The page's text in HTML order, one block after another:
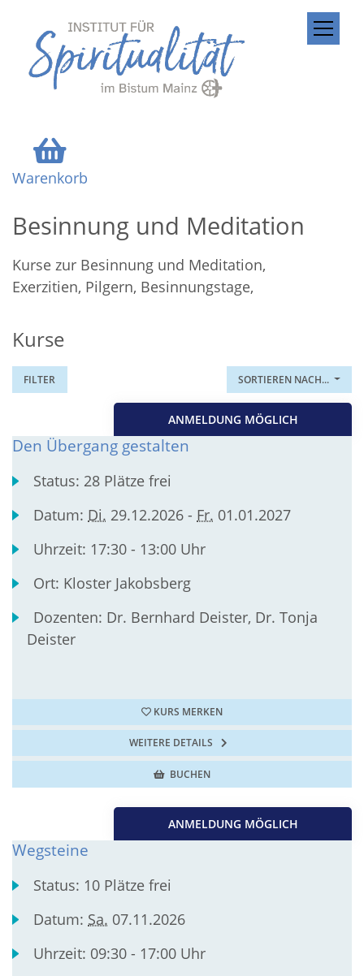
Warenkorb
Besinnung und Meditation
Kurse zur Besinnung und Meditation,
Exerzitien, Pilgern, Besinnungstage,
Kurse
SORTIEREN NACH...
FILTER
ANMELDUNG MÖGLICH
Den Übergang gestalten
Status: 28 Plätze frei
Datum: Di. 29.12.2026 - Fr. 01.01.2027
Uhrzeit: 17:30 - 13:00 Uhr
Ort: Kloster Jakobsberg
Dozenten: Dr. Bernhard Deister, Dr. Tonja
Deister
KURS MERKEN
WEITERE DETAILS
BUCHEN
ANMELDUNG MÖGLICH
Wegsteine
Status: 10 Plätze frei
Datum: Sa. 07.11.2026
Uhrzeit: 09:30 - 17:00 Uhr